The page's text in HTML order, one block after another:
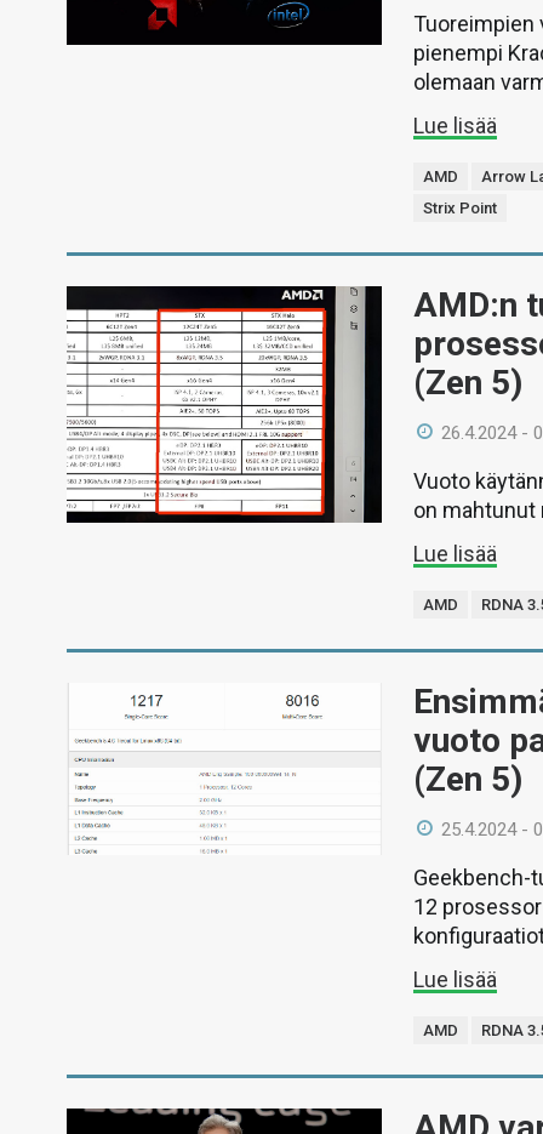
Tuoreimpien
pienempi
olemaan
Lue lisää
AMD
Arrow
Strix Point
AMD:n
(Zen 5)
26.4.2024 -
Vuoto
on mahtunut
Lue lisää
AMD RDNA
vuoto
(Zen 5)
25.4.2024 -
Geekbench-
12
Lue lisää
AMD RDNA